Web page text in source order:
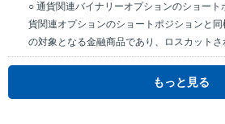
○ 通貨関連バイナリーオプションのショート
貨関連オプションのショートポジションと同
の対象となる金融商品であり、ロスカットさ
もっと見る